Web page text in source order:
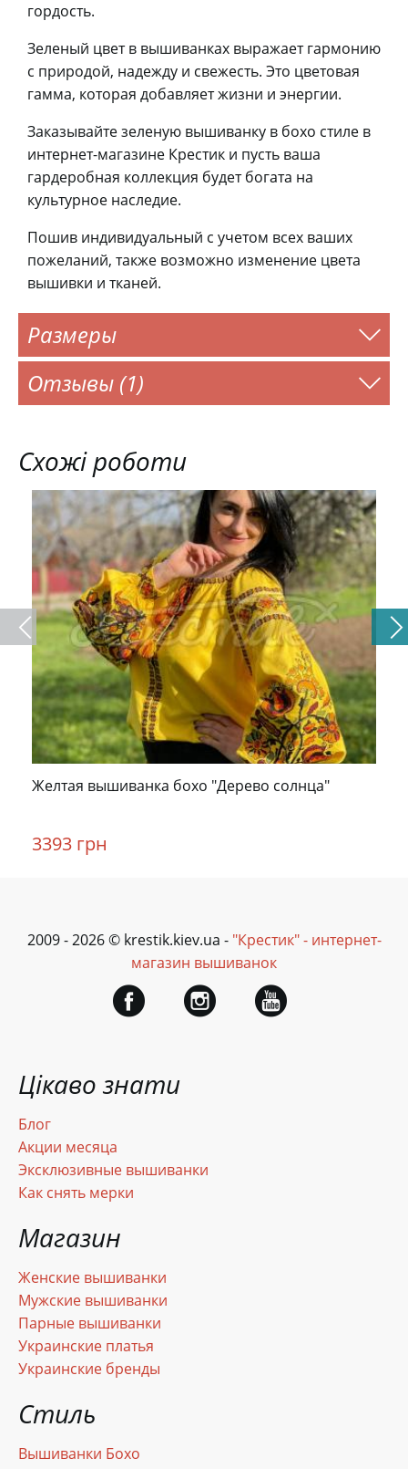
гордость.
Зеленый цвет в вышиванках выражает гармонию
с природой, надежду и свежесть. Это цветовая
гамма, которая добавляет жизни и энергии.
Заказывайте зеленую вышиванку в бохо стиле в
интернет-магазине Крестик и пусть ваша
гардеробная коллекция будет богата на
культурное наследие.
Пошив индивидуальный с учетом всех ваших
пожеланий, также возможно изменение цвета
вышивки и тканей.
Размеры
Отзывы (1)
Схожі роботи
Желтая вышиванка бохо "Дерево солнца"
3393 грн
Цікаво знати
Блог
Акции месяца
Эксклюзивные вышиванки
Как снять мерки
Магазин
Женские вышиванки
Мужские вышиванки
Парные вышиванки
Украинские платья
Украинские бренды
Стиль
Вышиванки Бохо
2009 - 2026 © krestik.kiev.ua - "Крестик" - интернет-
магазин вышиванок